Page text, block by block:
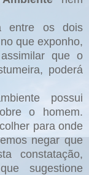
entre os dois
que exponho,
que o
poderá
possui
o homem.
para onde
negar que
constatação,
sugestione